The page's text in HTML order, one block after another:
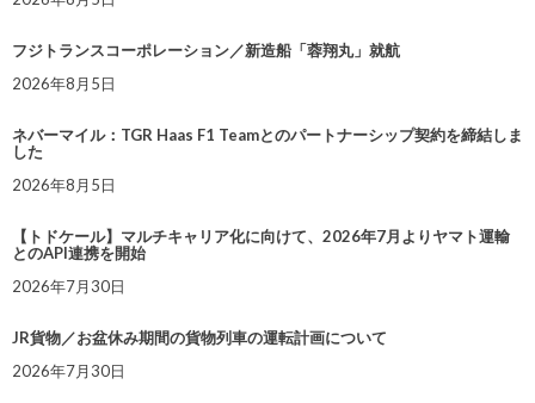
フジトランスコーポレーション／新造船「蓉翔丸」就航
2026年8月5日
ネバーマイル：TGR Haas F1 Teamとのパートナーシップ契約を締結しま
した
2026年8月5日
【トドケール】マルチキャリア化に向けて、2026年7月よりヤマト運輸
とのAPI連携を開始
2026年7月30日
JR貨物／お盆休み期間の貨物列車の運転計画について
2026年7月30日